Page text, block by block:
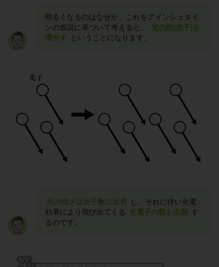
明るくなるのはなぜか、これをアインシュタイ
ンの仮説に基づいて考えると、
光の粒(光子)を
増やす
ということになります。
光の強さは光子数に比例
し、それに伴い光電
効果により飛び出てくる 光電子の数も比例
す
るのです。